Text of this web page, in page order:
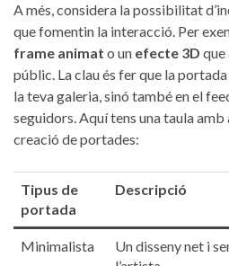
A més, considera la⁣ possibilitat
que fomentin la​ interacció. ​Per
frame animat o​ un efecte 3D que
públic. ‍La clau és fer‌ que ​la
‍la teva ‌galeria, sinó també en el
seguidors. Aquí tens una taula⁣ amb
creació de ‍portades:
Tipus de
portada
Descripció
Minimalista
Un disseny net i